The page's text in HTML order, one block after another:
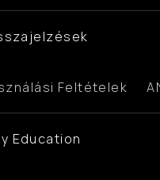
Feltételek
Education